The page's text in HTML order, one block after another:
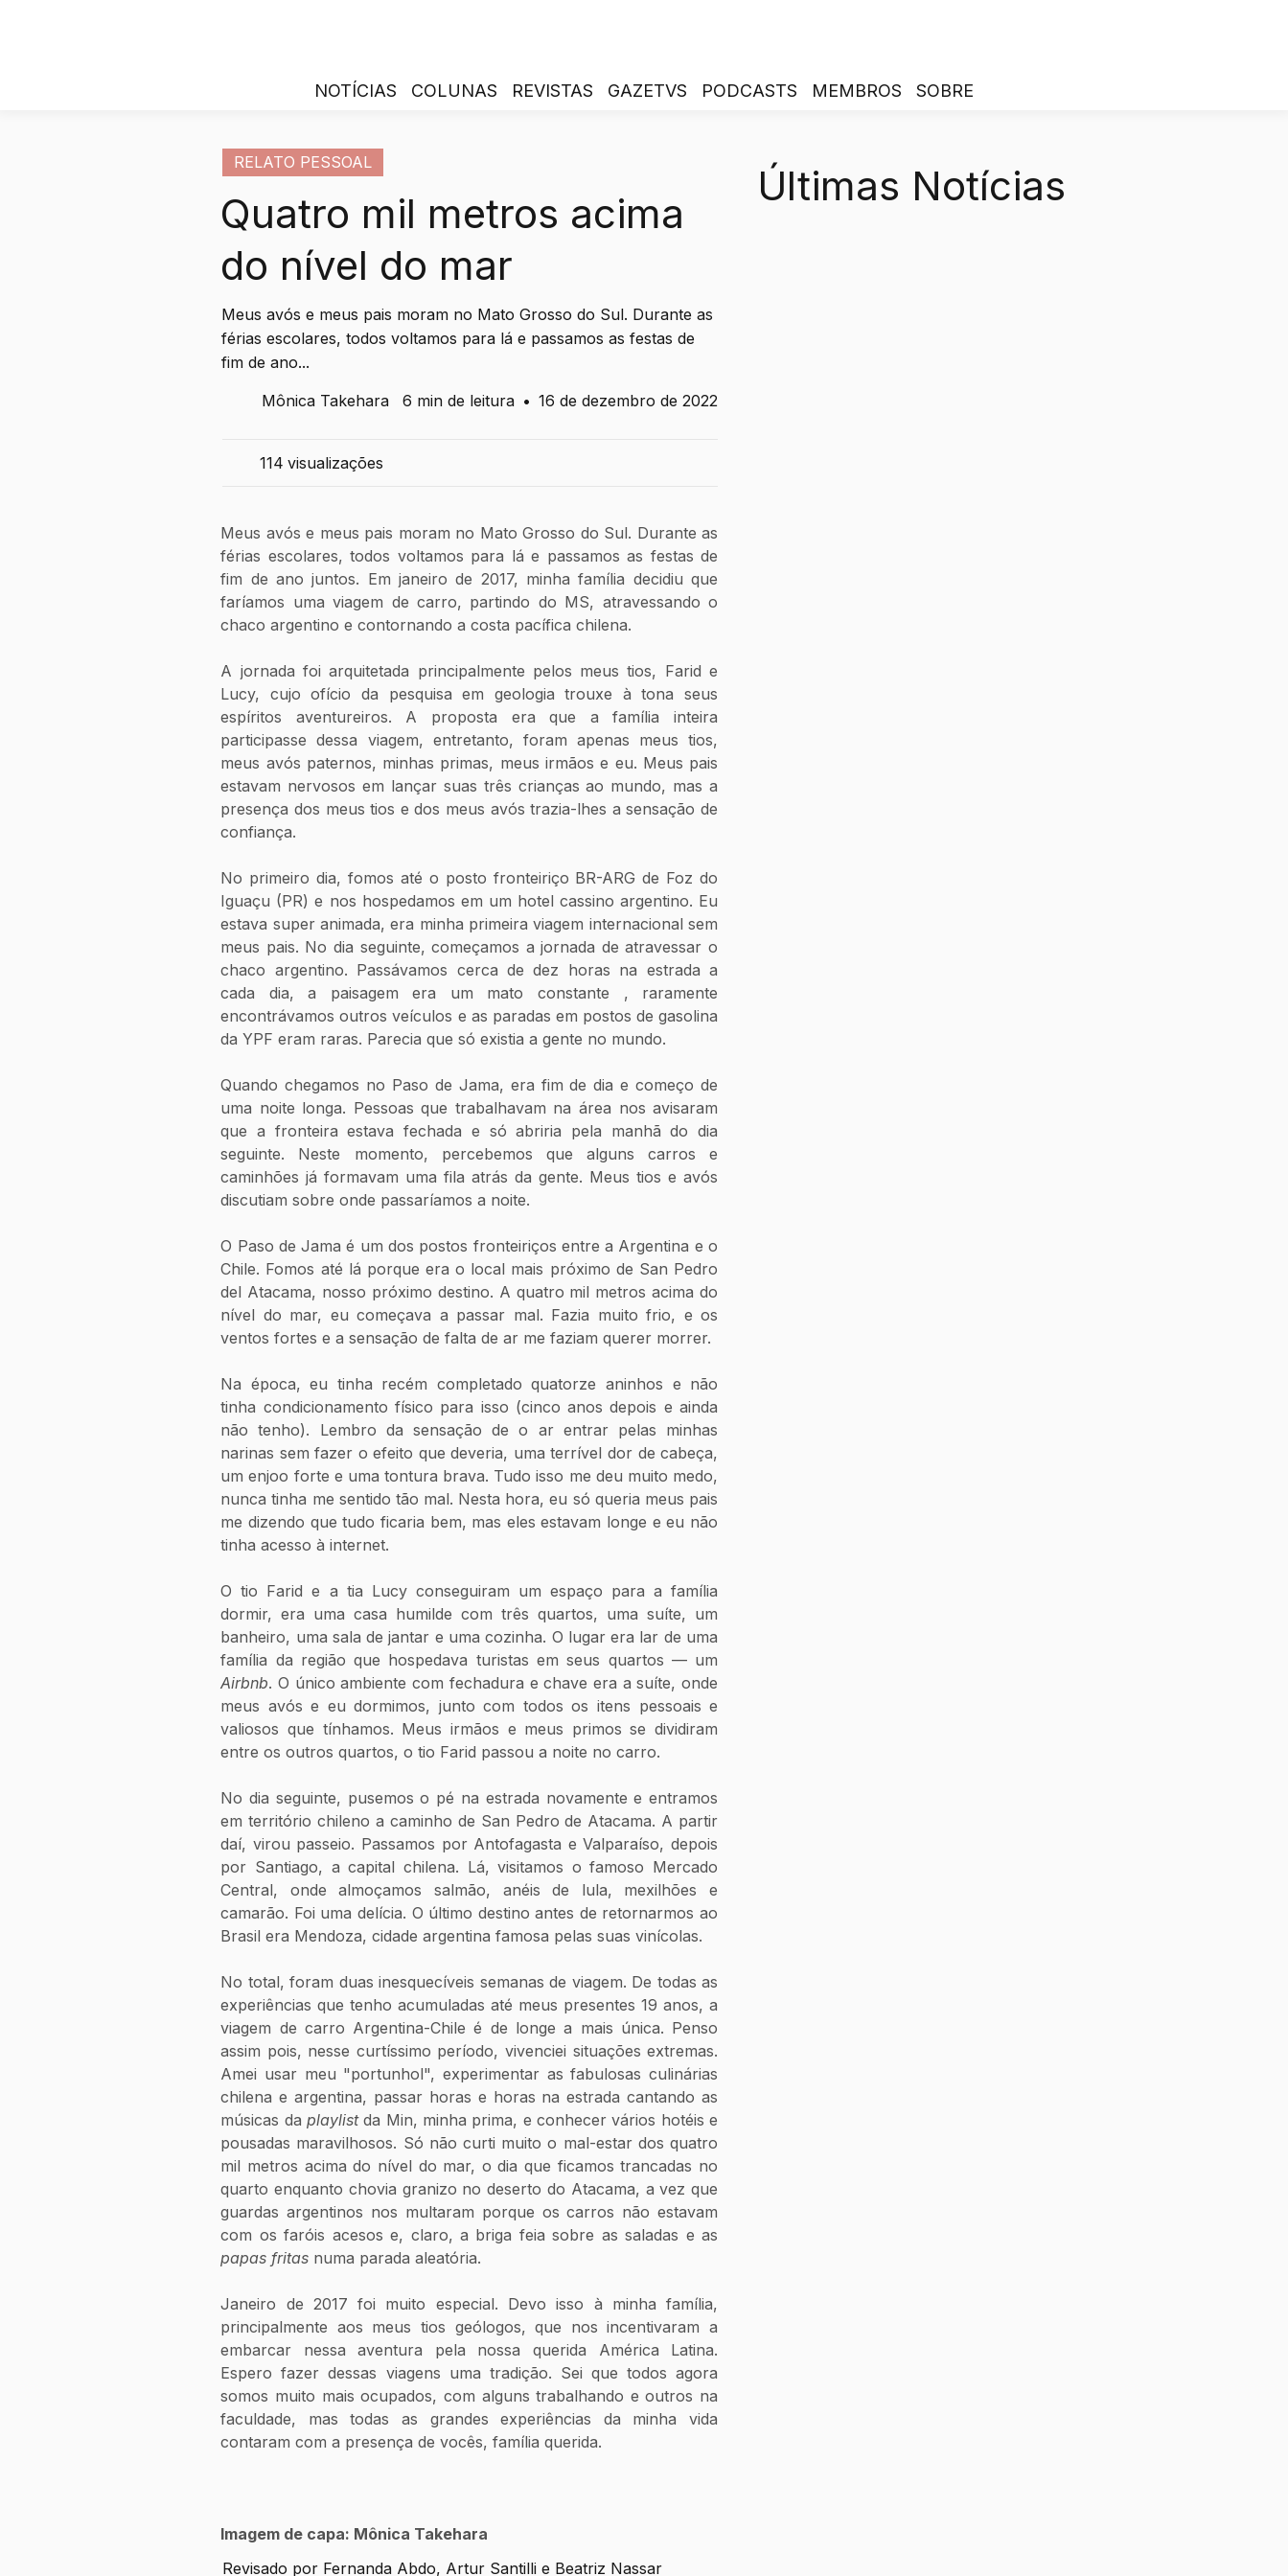
NOTÍCIAS COLUNAS REVISTAS GAZETVS PODCASTS MEMBROS SOBRE
RELATO PESSOAL
Quatro mil metros acima
do nível do mar
Meus avós e meus pais moram no Mato Grosso do Sul. Durante as
férias escolares, todos voltamos para lá e passamos as festas de
fim de ano...
Mônica Takehara
6 min de leitura • 16 de dezembro de 2022
114 visualizações
Meus avós e meus pais moram no Mato Grosso do Sul. Durante as
férias escolares, todos voltamos para lá e passamos as festas de
fim de ano juntos. Em janeiro de 2017, minha família decidiu que
faríamos uma viagem de carro, partindo do MS, atravessando o
chaco argentino e contornando a costa pacífica chilena.
A jornada foi arquitetada principalmente pelos meus tios, Farid e
Lucy, cujo ofício da pesquisa em geologia trouxe à tona seus
espíritos aventureiros. A proposta era que a família inteira
participasse dessa viagem, entretanto, foram apenas meus tios,
meus avós paternos, minhas primas, meus irmãos e eu. Meus pais
estavam nervosos em lançar suas três crianças ao mundo, mas a
presença dos meus tios e dos meus avós trazia-lhes a sensação de
confiança.
No primeiro dia, fomos até o posto fronteiriço BR-ARG de Foz do
Iguaçu (PR) e nos hospedamos em um hotel cassino argentino. Eu
estava super animada, era minha primeira viagem internacional sem
meus pais. No dia seguinte, começamos a jornada de atravessar o
chaco argentino. Passávamos cerca de dez horas na estrada a
cada dia, a paisagem era um mato constante , raramente
encontrávamos outros veículos e as paradas em postos de gasolina
da YPF eram raras. Parecia que só existia a gente no mundo.
Quando chegamos no Paso de Jama, era fim de dia e começo de
uma noite longa. Pessoas que trabalhavam na área nos avisaram
que a fronteira estava fechada e só abriria pela manhã do dia
seguinte. Neste momento, percebemos que alguns carros e
caminhões já formavam uma fila atrás da gente. Meus tios e avós
discutiam sobre onde passaríamos a noite.
O Paso de Jama é um dos postos fronteiriços entre a Argentina e o
Chile. Fomos até lá porque era o local mais próximo de San Pedro
del Atacama, nosso próximo destino. A quatro mil metros acima do
nível do mar, eu começava a passar mal. Fazia muito frio, e os
ventos fortes e a sensação de falta de ar me faziam querer morrer.
Na época, eu tinha recém completado quatorze aninhos e não
tinha condicionamento físico para isso (cinco anos depois e ainda
não tenho). Lembro da sensação de o ar entrar pelas minhas
narinas sem fazer o efeito que deveria, uma terrível dor de cabeça,
um enjoo forte e uma tontura brava. Tudo isso me deu muito medo,
nunca tinha me sentido tão mal. Nesta hora, eu só queria meus pais
me dizendo que tudo ficaria bem, mas eles estavam longe e eu não
tinha acesso à internet.
O tio Farid e a tia Lucy conseguiram um espaço para a família
dormir, era uma casa humilde com três quartos, uma suíte, um
banheiro, uma sala de jantar e uma cozinha. O lugar era lar de uma
Airbnb. O único ambiente com fechadura e chave era a suíte, onde
meus avós e eu dormimos, junto com todos os itens pessoais e
valiosos que tínhamos. Meus irmãos e meus primos se dividiram
entre os outros quartos, o tio Farid passou a noite no carro.
No dia seguinte, pusemos o pé na estrada novamente e entramos
em território chileno a caminho de San Pedro de Atacama. A partir
daí, virou passeio. Passamos por Antofagasta e Valparaíso, depois
por Santiago, a capital chilena. Lá, visitamos o famoso Mercado
Central, onde almoçamos salmão, anéis de lula, mexilhões e
camarão. Foi uma delícia. O último destino antes de retornarmos ao
Brasil era Mendoza, cidade argentina famosa pelas suas vinícolas.
No total, foram duas inesquecíveis semanas de viagem. De todas as
experiências que tenho acumuladas até meus presentes 19 anos, a
viagem de carro Argentina-Chile é de longe a mais única. Penso
assim pois, nesse curtíssimo período, vivenciei situações extremas.
Amei usar meu "portunhol", experimentar as fabulosas culinárias
chilena e argentina, passar horas e horas na estrada cantando as
músicas da playlist da Min, minha prima, e conhecer vários hotéis e
pousadas maravilhosos. Só não curti muito o mal-estar dos quatro
mil metros acima do nível do mar, o dia que ficamos trancadas no
quarto enquanto chovia granizo no deserto do Atacama, a vez que
guardas argentinos nos multaram porque os carros não estavam
papas fritas numa parada aleatória.
Janeiro de 2017 foi muito especial. Devo isso à minha família,
principalmente aos meus tios geólogos, que nos incentivaram a
embarcar nessa aventura pela nossa querida América Latina.
Espero fazer dessas viagens uma tradição. Sei que todos agora
somos muito mais ocupados, com alguns trabalhando e outros na
faculdade, mas todas as grandes experiências da minha vida
contaram com a presença de vocês, família querida.
Imagem de capa: Mônica Takehara
Revisado por Fernanda Abdo, Artur Santilli e Beatriz Nassar
Últimas Notícias